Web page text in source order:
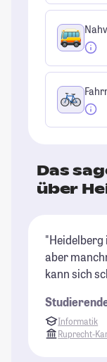
Das
über
"Heidelberg
aber
kann sich
Informatik
Ruprecht-